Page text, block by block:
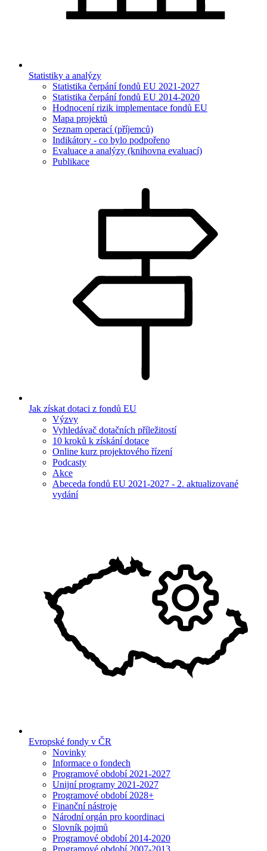
Statistiky a analýzy
Statistika čerpání fondů EU 2021-2027
Statistika čerpání fondů EU 2014-2020
Hodnocení rizik implementace fondů EU
Mapa projektů
Seznam operací (příjemců)
Indikátory - co bylo podpořeno
Evaluace a analýzy (knihovna evaluací)
Publikace
Jak získat dotaci z fondů EU
Výzvy
Vyhledávač dotačních příležitostí
10 kroků k získání dotace
Online kurz projektového řízení
Podcasty
Akce
Abeceda fondů EU 2021-2027 - 2. aktualizované
vydání
Evropské fondy v ČR
Novinky
Informace o fondech
Programové období 2021-2027
Unijní programy 2021-2027
Programové období 2028+
Finanční nástroje
Národní orgán pro koordinaci
Slovník pojmů
Programové období 2014-2020
Programové období 2007-2013